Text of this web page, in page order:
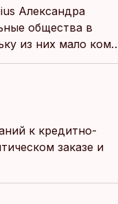
Александра
общества в
из них мало кому
к кредитно-
заказе и